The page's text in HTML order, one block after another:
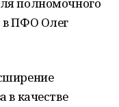
в ПФО Олег
в качестве